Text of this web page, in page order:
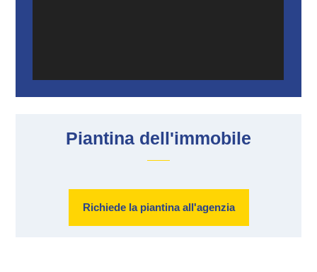
Piantina dell'immobile
Richiede la piantina all'agenzia